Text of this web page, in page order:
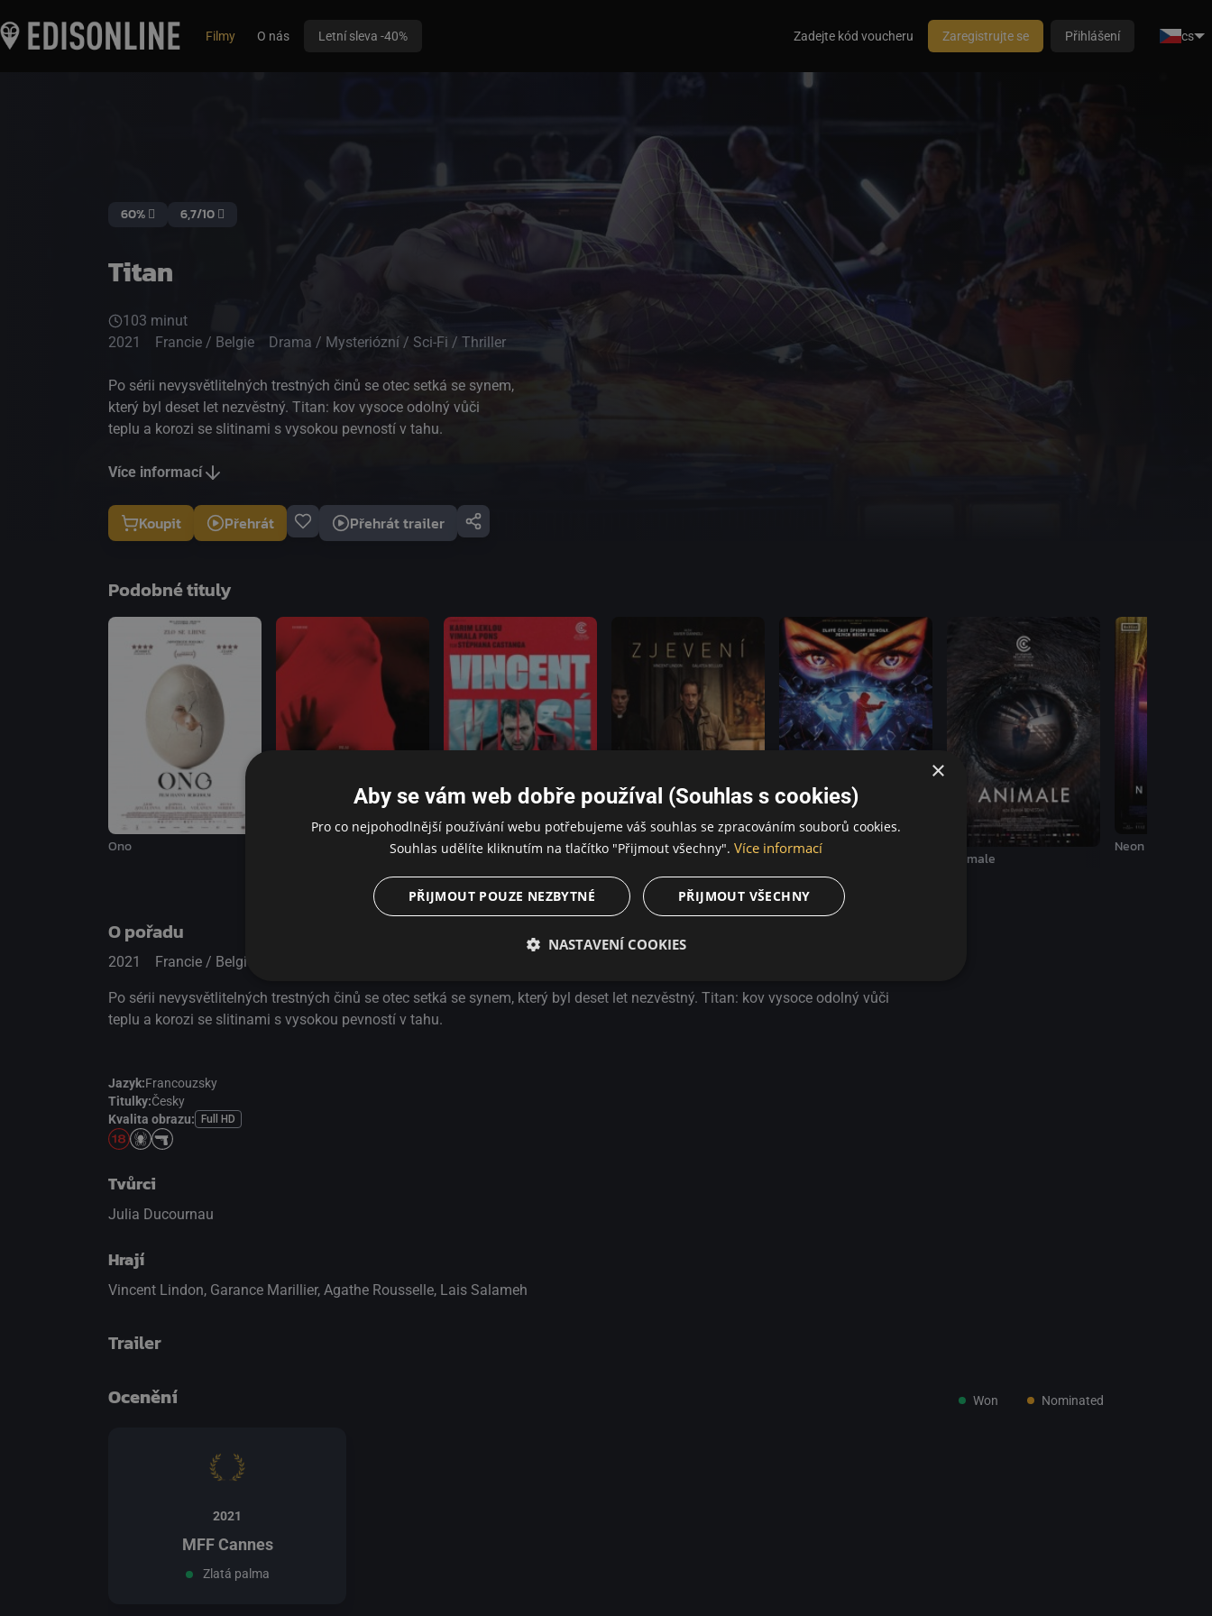
Filmy O nás Letní sleva -40% Zadejte kód voucheru Zaregistrujte se Přihlášení cs
Titan
60% 6,7/10
103 minut
2021
Francie / Belgie Drama / Mysteriózní / Sci-Fi / Thriller
Koupit Přehrát Přehrát trailer
Po sérii nevysvětlitelných trestných činů se otec setká se synem,
který byl deset let nezvěstný. Titan: kov vysoce odolný vůči
teplu a korozi se slitinami s vysokou pevností v tahu.
Více informací
Podobné tituly
Ono Vincent musí zemřít
Zjevení Odlesk v mrtvém diamantu Animale
Neon Demon
O pořadu
2021 Francie / Belgie
Po sérii nevysvětlitelných trestných činů se otec setká se synem, který byl deset let nezvěstný. Titan: kov vysoce odolný vůči
teplu a korozi se slitinami s vysokou pevností v tahu.
Jazyk:Francouzsky
Titulky:Česky
Kvalita obrazu:
Full HD
Tvůrci
Julia Ducournau
Hrají
Vincent Lindon, Garance Marillier, Agathe Rousselle, Lais Salameh
Trailer
přepnout na HTML5 přehrávač
Ocenění Won Nominated
2021
MFF Cannes
Zlatá palma
×
Aby se vám web dobře používal (Souhlas s cookies)
Pro co nejpohodlnější používání webu potřebujeme váš souhlas se zpracováním souborů cookies.
Souhlas udělíte kliknutím na tlačítko "Přijmout všechny". Více informací
PŘIJMOUT VŠECHNY
PŘIJMOUT POUZE NEZBYTNÉ
NASTAVENÍ COOKIES